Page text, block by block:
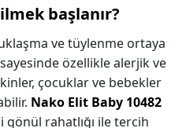
başlanır?
ve tüylenme ortaya
özellikle alerjik ve
çocuklar ve bebekler
Nako Elit Baby 10482
rahatlığı ile tercih